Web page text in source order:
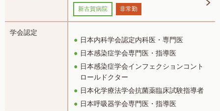
新古賀病院 非常勤
学会認定
日本内科学会認定内科医・専門医
日本感染症学会専門医・指導医
日本感染症学会インフェクションコント
ロールドクター
日本化学療法学会抗菌薬臨床試験指導者
日本呼吸器学会専門医・指導医